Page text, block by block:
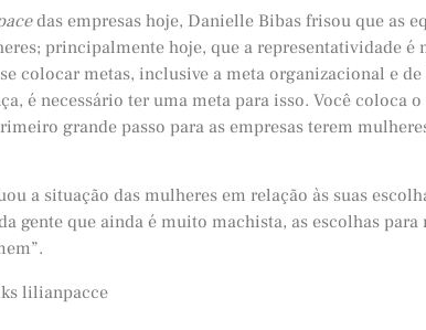
das empresas hoje, Danielle Bibas frisou que as
principalmente hoje, que a representatividade é
colocar metas, inclusive a meta organizacional e
é necessário ter uma meta para isso. Você coloca
grande passo para as empresas terem
a situação das mulheres em relação às suas
gente que ainda é muito machista, as escolhas